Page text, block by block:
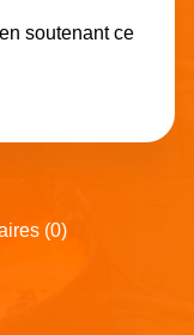
soutenant ce
(0)